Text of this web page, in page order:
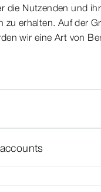
die Nutzenden und
zu erhalten. Auf der
wir eine Art von